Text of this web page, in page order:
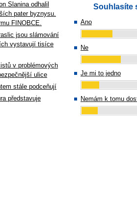
Slanina odhalil
pater byznysu.
FINOBCE.
jsou slámování
vystavují tisíce
v problémových
ulice
stále podceňují
představuje
Souhlasíte
Ano
Ne
Je mi to jedno
Nemám k tomu